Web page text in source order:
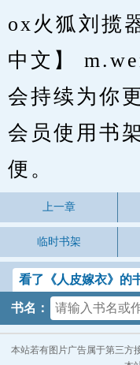
ox火狐刘揽
中文】
会持续为你
会员使用书
便。
上一章
临时书架
看了《人皮嫁衣》的
书名：
本站若有图片广告属于第三方